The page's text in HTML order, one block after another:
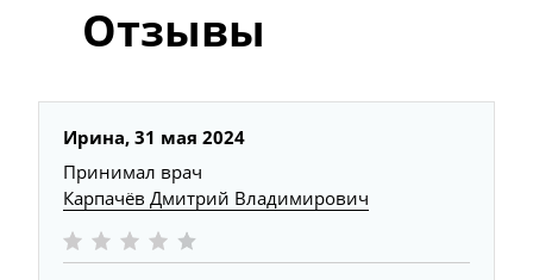
Отзывы
Ирина, 31 мая 2024
Принимал врач
Карпачёв Дмитрий Владимирович